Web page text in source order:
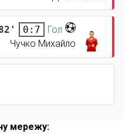
0:7
Гол
Чучко Михайло
мережу: